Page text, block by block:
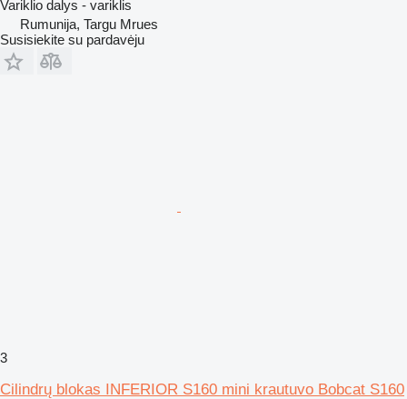
Variklio dalys - variklis
Rumunija, Targu Mrues
Susisiekite su pardavėju
3
Cilindrų blokas INFERIOR S160 mini krautuvo Bobcat S160